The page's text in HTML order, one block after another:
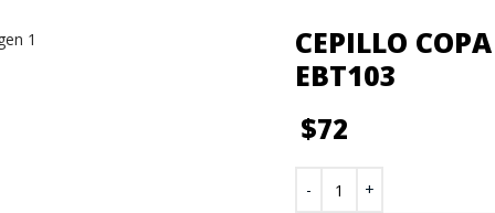
CEPILLO
EBT103
$72